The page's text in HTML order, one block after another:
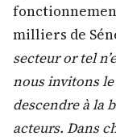
milliers de
secteur or tel
nous invitons
descendre à la
acteurs. Dans